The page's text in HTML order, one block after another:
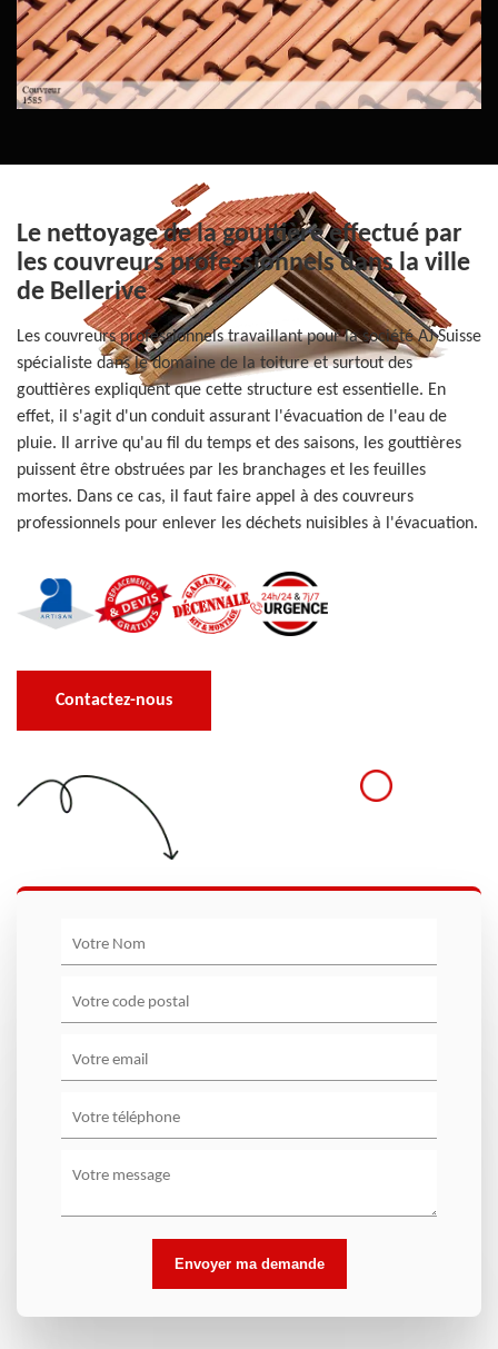
Le nettoyage de la gouttière effectué par
les couvreurs professionnels dans la ville
de Bellerive
Les couvreurs professionnels travaillant pour la société AJ Suisse
spécialiste dans le domaine de la toiture et surtout des
gouttières expliquent que cette structure est essentielle. En
effet, il s'agit d'un conduit assurant l'évacuation de l'eau de
pluie. Il arrive qu'au fil du temps et des saisons, les gouttières
puissent être obstruées par les branchages et les feuilles
mortes. Dans ce cas, il faut faire appel à des couvreurs
professionnels pour enlever les déchets nuisibles à l'évacuation.
Contactez-nous